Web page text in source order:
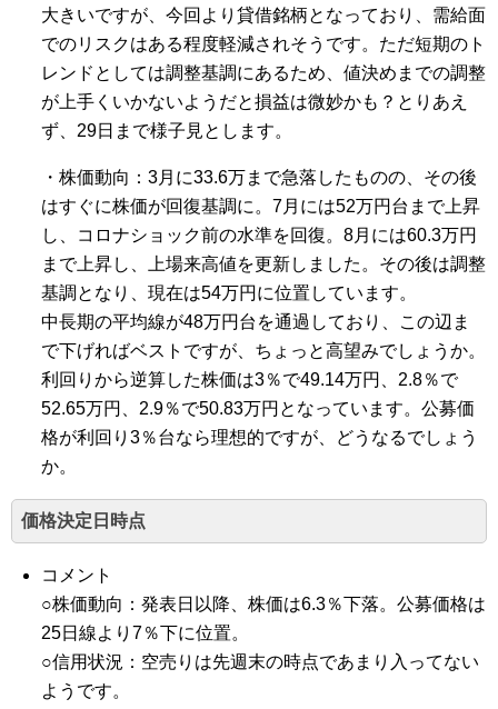
大きいですが、今回より貸借銘柄となっており、需給面
でのリスクはある程度軽減されそうです。ただ短期のト
レンドとしては調整基調にあるため、値決めまでの調整
が上手くいかないようだと損益は微妙かも？とりあえ
ず、29日まで様子見とします。
・株価動向：3月に33.6万まで急落したものの、その後
はすぐに株価が回復基調に。7月には52万円台まで上昇
し、コロナショック前の水準を回復。8月には60.3万円
まで上昇し、上場来高値を更新しました。その後は調整
基調となり、現在は54万円に位置しています。
中長期の平均線が48万円台を通過しており、この辺ま
で下げればベストですが、ちょっと高望みでしょうか。
利回りから逆算した株価は3％で49.14万円、2.8％で
52.65万円、2.9％で50.83万円となっています。公募価
格が利回り3％台なら理想的ですが、どうなるでしょう
か。
価格決定日時点
コメント
○株価動向：発表日以降、株価は6.3％下落。公募価格は
25日線より7％下に位置。
○信用状況：空売りは先週末の時点であまり入ってない
ようです。